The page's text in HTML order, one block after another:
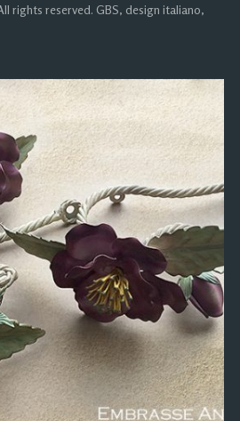
rights reserved. GBS, design italiano,